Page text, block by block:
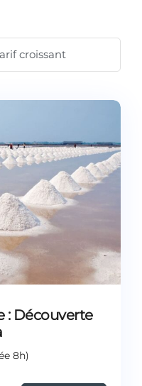
: Découverte
8h)